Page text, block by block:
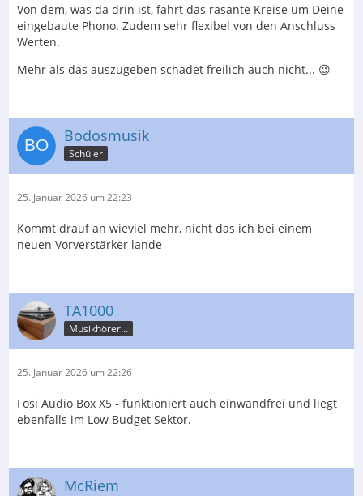
Von dem, was da drin ist, fährt das rasante Kreise um Deine
eingebaute Phono. Zudem sehr flexibel von den Anschluss
Werten.
Mehr als das auszugeben schadet freilich auch nicht... 😉
Bodosmusik
Schüler
25. Januar 2026 um 22:23
Kommt drauf an wieviel mehr, nicht das ich bei einem
neuen Vorverstärker lande
TA1000
Musikhörer...
25. Januar 2026 um 22:26
Fosi Audio Box X5 - funktioniert auch einwandfrei und liegt
ebenfalls im Low Budget Sektor.
McRiem